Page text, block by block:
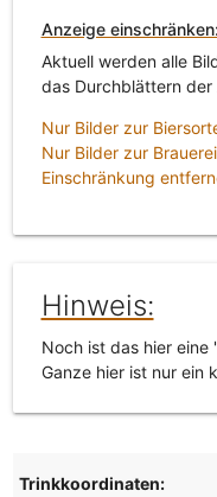
Anzeige einschränken:
Aktuell werden alle
das Durchblättern der
Nur Bilder zur
Nur Bilder zur
Einschränkung
Hinweis:
Noch ist das hier eine '
Ganze hier ist nur ein
Trinkkoordinaten: